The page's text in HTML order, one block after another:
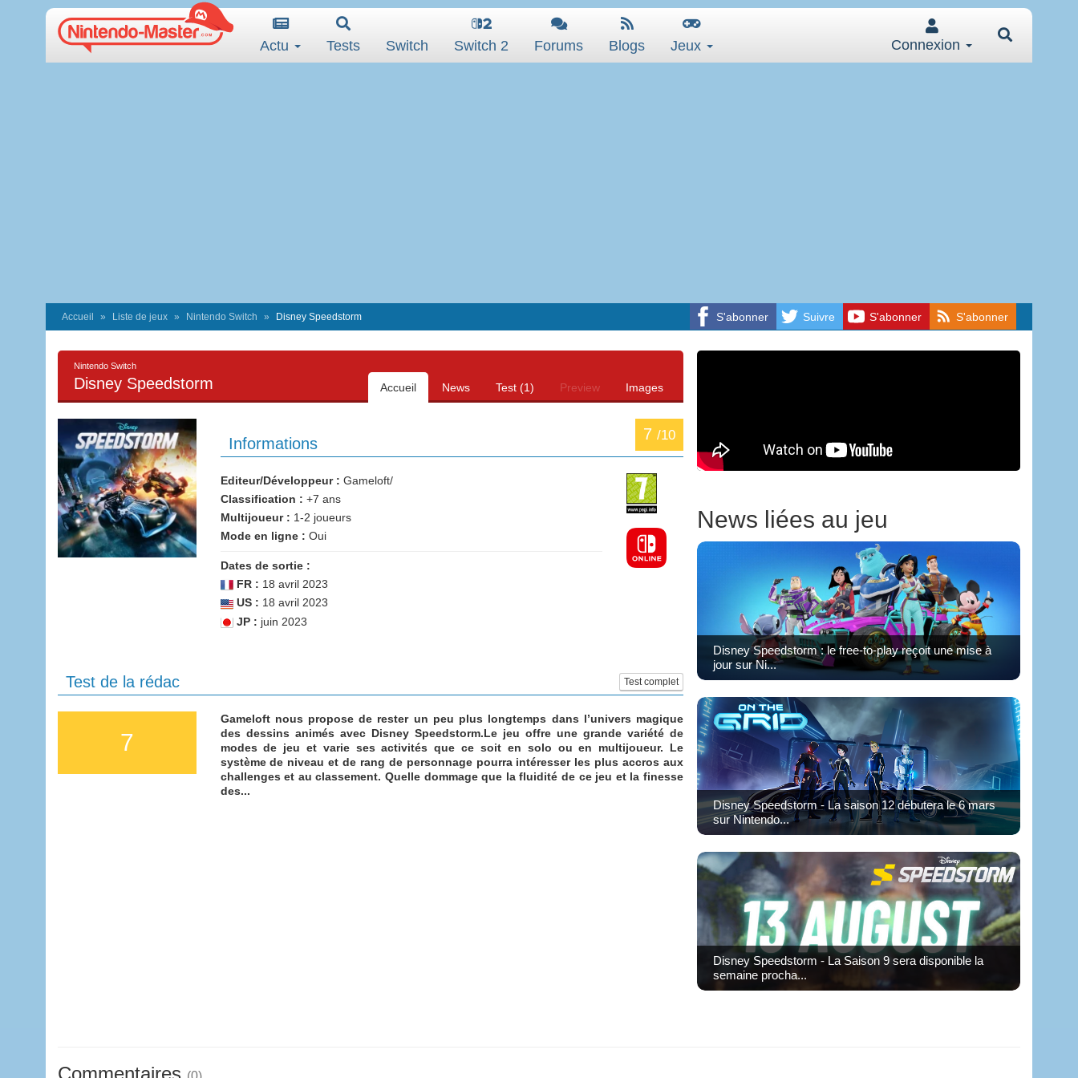
Actu Tests Switch Switch 2 Forums Blogs Jeux Connexion
S'abonner Suivre S'abonner S'abonner
Accueil Liste de jeux Nintendo Switch Disney Speedstorm
Nintendo Switch
Disney Speedstorm Accueil News Test (1) Preview Images
7 /10
Informations
Editeur/Développeur : Gameloft/
Classification : +7 ans
Multijoueur : 1-2 joueurs
Mode en ligne : Oui
Dates de sortie :
FR : 18 avril 2023
US : 18 avril 2023
JP : juin 2023
Test complet
Test de la rédac
7
Gameloft nous propose de rester un peu plus longtemps dans l’univers magique
des dessins animés avec Disney Speedstorm.Le jeu offre une grande variété de
modes de jeu et varie ses activités que ce soit en solo ou en multijoueur. Le
système de niveau et de rang de personnage pourra intéresser les plus accros aux
challenges et au classement. Quelle dommage que la fluidité de ce jeu et la finesse
des...
News liées au jeu
Disney Speedstorm : le free-to-play reçoit une mise à
jour sur Ni...
Disney Speedstorm - La saison 12 débutera le 6 mars
sur Nintendo...
Disney Speedstorm - La Saison 9 sera disponible la
semaine procha...